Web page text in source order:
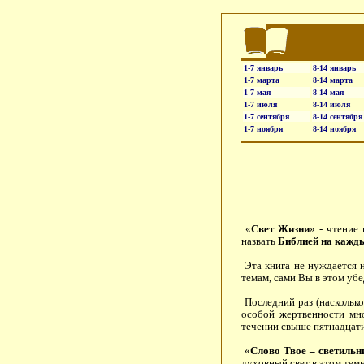
1-7 январь 8-14 январь
1-7 марта
8-14 марта
1-7 мая
8-14 мая
1-7 июля
8-14 июля
1-7 сентября
8-14 сентября
1-7 ноября
8-14 ноября
«Свет Жизни» - чтение
назвать Библией на
Эта книга не нуждается
темам, сами Вы в этом
Последний раз
особой жертвенности
течении свыше
«Слово Твое –